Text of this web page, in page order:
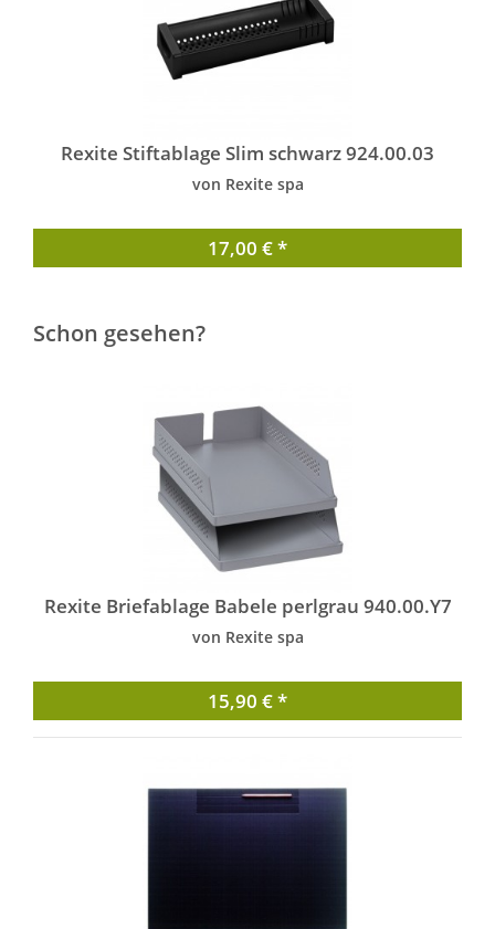
Rexite Stiftablage Slim schwarz 924.00.03
von Rexite spa
17,00 € *
Schon gesehen?
Rexite Briefablage Babele perlgrau 940.00.Y7
von Rexite spa
15,90 € *